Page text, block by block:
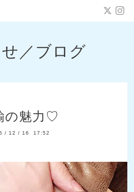
／ブログ
の魅力♡
/ 12 / 16 17:52